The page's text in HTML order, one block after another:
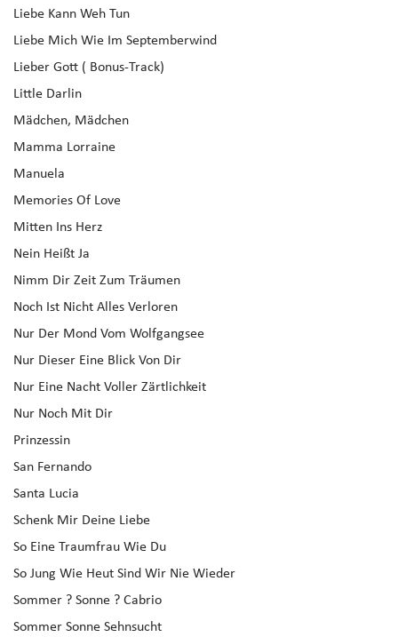
Liebe Kann Weh Tun
Liebe Mich Wie Im Septemberwind
Lieber Gott ( Bonus-Track)
Little Darlin
Mädchen, Mädchen
Mamma Lorraine
Manuela
Memories Of Love
Mitten Ins Herz
Nein Heißt Ja
Nimm Dir Zeit Zum Träumen
Noch Ist Nicht Alles Verloren
Nur Der Mond Vom Wolfgangsee
Nur Dieser Eine Blick Von Dir
Nur Eine Nacht Voller Zärtlichkeit
Nur Noch Mit Dir
Prinzessin
San Fernando
Santa Lucia
Schenk Mir Deine Liebe
So Eine Traumfrau Wie Du
So Jung Wie Heut Sind Wir Nie Wieder
Sommer ? Sonne ? Cabrio
Sommer Sonne Sehnsucht